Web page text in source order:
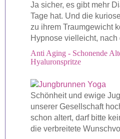
Ja sicher, es gibt mehr
Tage hat. Und die
zu ihrem Traumgewicht
Hypnose vielleicht, nach
Anti Aging - Schonende
Hyaluronspritze
Schönheit und ewige
unserer Gesellschaft
schon altert, darf bitte
die verbreitete